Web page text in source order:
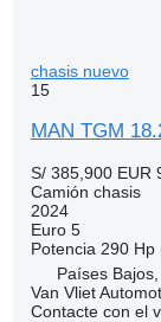
chasis nuevo
15
MAN TGM
S/ 385,900 EUR
Camión chasis
2024
Euro 5
Potencia 290 Hp
Países
Van Vliet
Contacte con el